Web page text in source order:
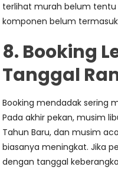
terlihat murah belum
komponen belum
8. Booking
Tanggal
Booking mendadak sering
Pada akhir pekan, musim
Tahun Baru, dan musim
biasanya meningkat. Jika
dengan tanggal